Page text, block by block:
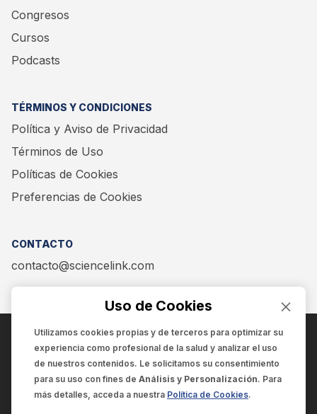
Congresos
Cursos
Podcasts
TÉRMINOS Y CONDICIONES
Política y Aviso de Privacidad
Términos de Uso
Políticas de Cookies
Preferencias de Cookies
CONTACTO
contacto@sciencelink.com
ENCUÉNTRANOS EN:
Uso de Cookies
Utilizamos cookies propias y de terceros para optimizar su
experiencia como profesional de la salud y analizar el uso
de nuestros contenidos. Le solicitamos su consentimiento
para su uso con fines de Análisis y Personalización. Para
más detalles, acceda a nuestra Política de Cookies.